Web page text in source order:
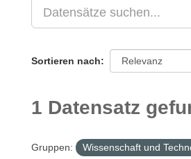
Sortieren nach
1 Datensatz
Gruppen:
Wissenschaft und